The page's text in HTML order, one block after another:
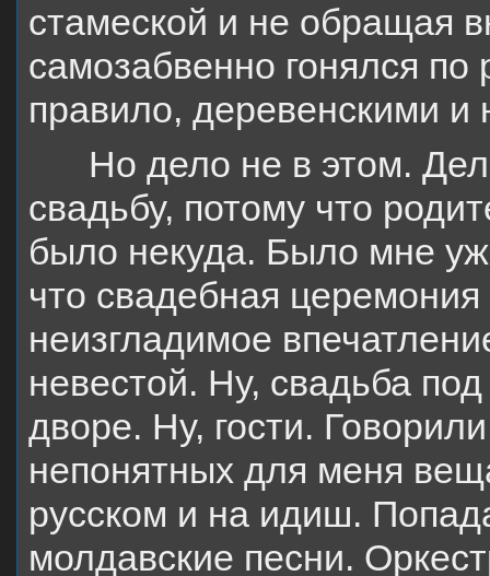
стамеской и не обращая
самозабвенно гонялся
правило, деревенскими
Но дело не в этом.
свадьбу, потому что
было некуда. Было мне
что свадебная
неизгладимое
невестой. Ну, свадьба
дворе. Ну, гости.
непонятных для меня
русском и на идиш.
молдавские песни.